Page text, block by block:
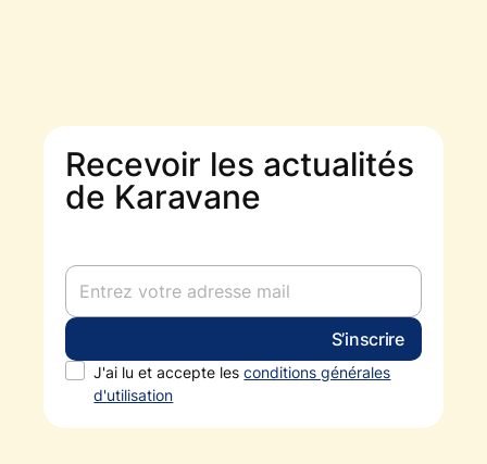
Recevoir les actualités
de Karavane
J'ai lu et accepte lesconditions générales
d'utilisation